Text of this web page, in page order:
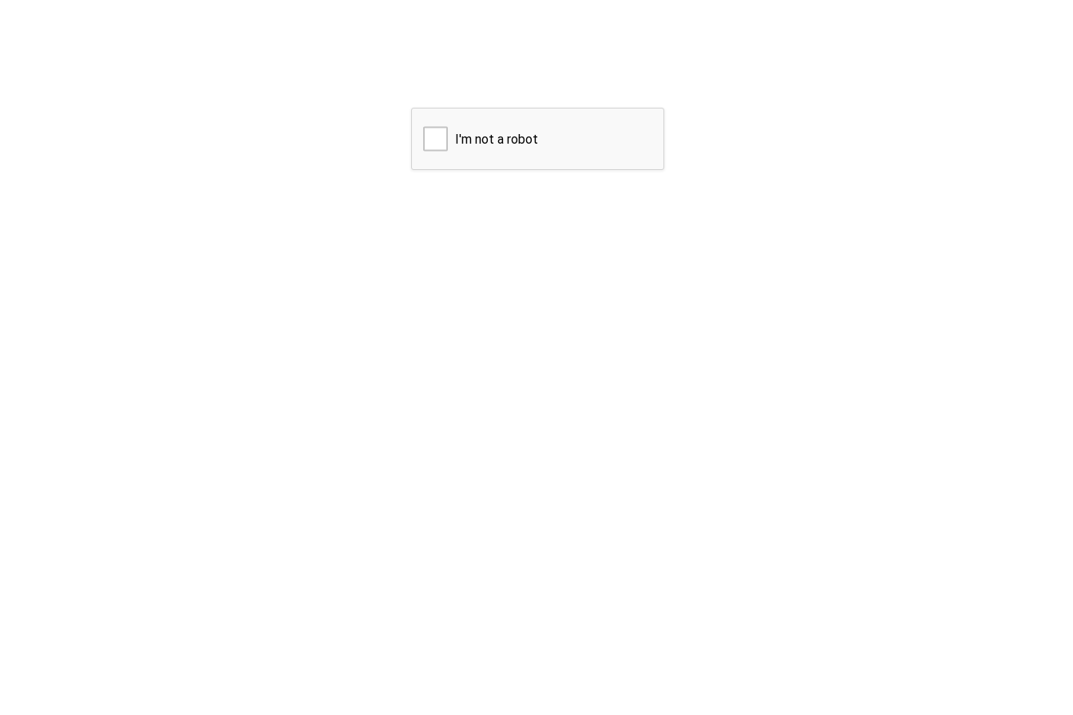
I'm not a robot